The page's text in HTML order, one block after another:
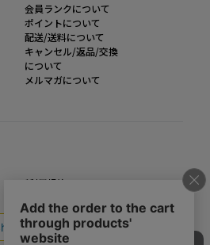
会員ランクについて
ポイントについて
配送/送料について
キャンセル/返品/交換
について
メルマガについて
ご利用規約
個人情報の取り扱い